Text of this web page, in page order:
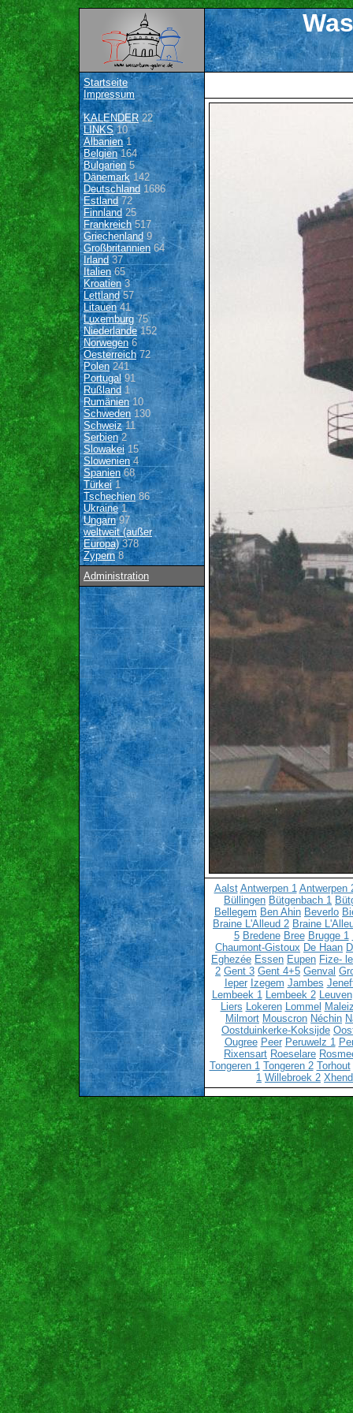
Startseite
Impressum
KALENDER22
LINKS10
Albanien1
Belgien164
Bulgarien 5
Dänemark142
Deutschland 1686
Estland 72
Finnland 25
Frankreich517
Griechenland9
Großbritannien64
Irland 37
Italien65
Kroatien3
Lettland57
Litauen41
Luxemburg 75
Niederlande152
Norwegen6
Oesterreich72
Polen 241
Portugal91
Rußland 1
Rumänien10
Schweden 130
Schweiz11
Serbien2
Slowakei15
Slowenien4
Spanien68
Türkei1
Tschechien 86
Ukraine1
Ungarn97
weltweit (außer
Europa)378
Zypern8
Administration
Aalst Antwerpen 1 Antwerpen
Büllingen Bütgenbach 1
Bellegem Ben Ahin Beverlo
Braine L'Alleud 2 Braine
5 Bredene Bree Brugge 1
Chaumont-Gistoux De Haan
Eghezée Essen Eupen Fize-
2 Gent 3 Gent 4+5 Genval
Ieper Izegem Jambes
Lembeek 1 Lembeek 2 Leuven
Liers Lokeren Lommel
Milmort Mouscron Néchin
Oostduinkerke-Koksijde
Ougree Peer Peruwelz 1
Rixensart Roeselare
Tongeren 1 Tongeren 2 Torhout
1 Willebroek 2